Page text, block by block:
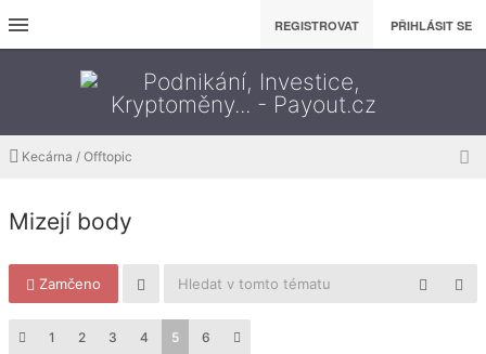
REGISTROVAT PŘIHLÁSIT SE
Kecárna / Offtopic
Mizejí body
Zamčeno
1 2 3 4 5 6